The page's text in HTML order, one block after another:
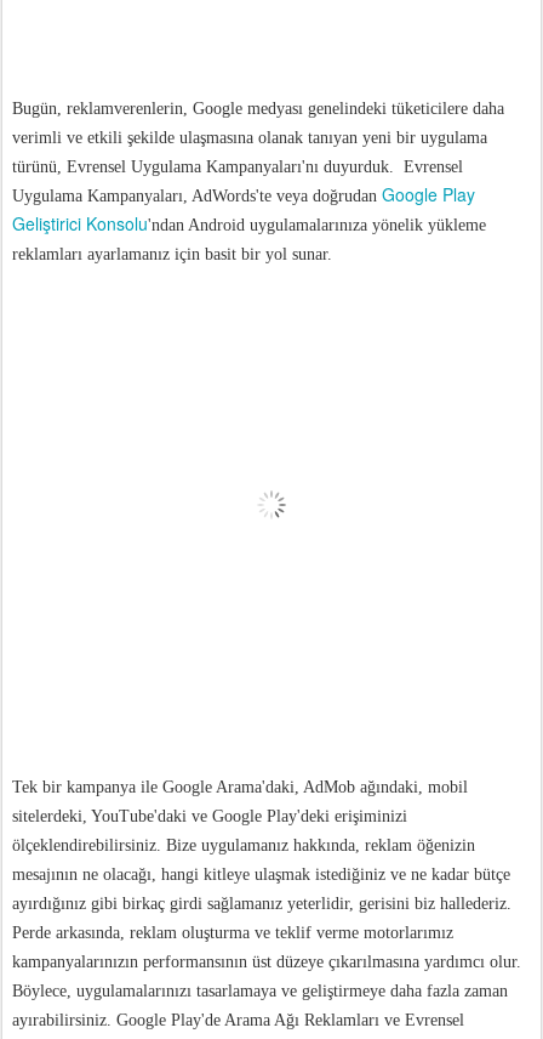
Bugün, reklamverenlerin, Google medyası genelindeki tüketicilere daha
verimli ve etkili şekilde ulaşmasına olanak tanıyan yeni bir uygulama
türünü, Evrensel Uygulama Kampanyaları'nı duyurduk. Evrensel
Uygulama Kampanyaları, AdWords'te veya doğrudan Google Play
Geliştirici Konsolu'ndan Android uygulamalarınıza yönelik yükleme
reklamları ayarlamanız için basit bir yol sunar.
Tek bir kampanya ile Google Arama'daki, AdMob ağındaki, mobil
sitelerdeki, YouTube'daki ve Google Play'deki erişiminizi
ölçeklendirebilirsiniz. Bize uygulamanız hakkında, reklam öğenizin
mesajının ne olacağı, hangi kitleye ulaşmak istediğiniz ve ne kadar bütçe
ayırdığınız gibi birkaç girdi sağlamanız yeterlidir, gerisini biz hallederiz.
Perde arkasında, reklam oluşturma ve teklif verme motorlarımız
kampanyalarınızın performansının üst düzeye çıkarılmasına yardımcı olur.
Böylece, uygulamalarınızı tasarlamaya ve geliştirmeye daha fazla zaman
ayırabilirsiniz. Google Play'de Arama Ağı Reklamları ve Evrensel